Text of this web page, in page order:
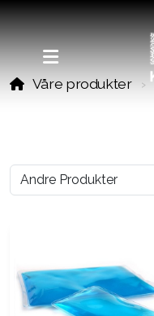
Våre produkter
Alta